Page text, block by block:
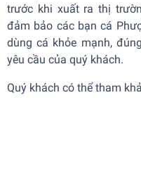
trước khi xuất ra thị
đảm bảo các bạncá
dùng cá khỏe mạnh,
yêu cầu của quý khách.
Quý khách có thể tham